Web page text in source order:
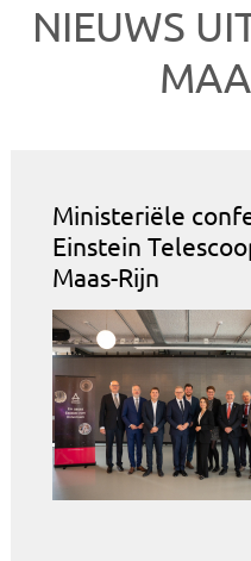
NIEUWS
Ministeriële
Einstein
Maas-Rijn